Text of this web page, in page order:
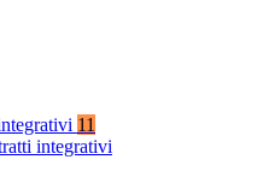
11
integrativi